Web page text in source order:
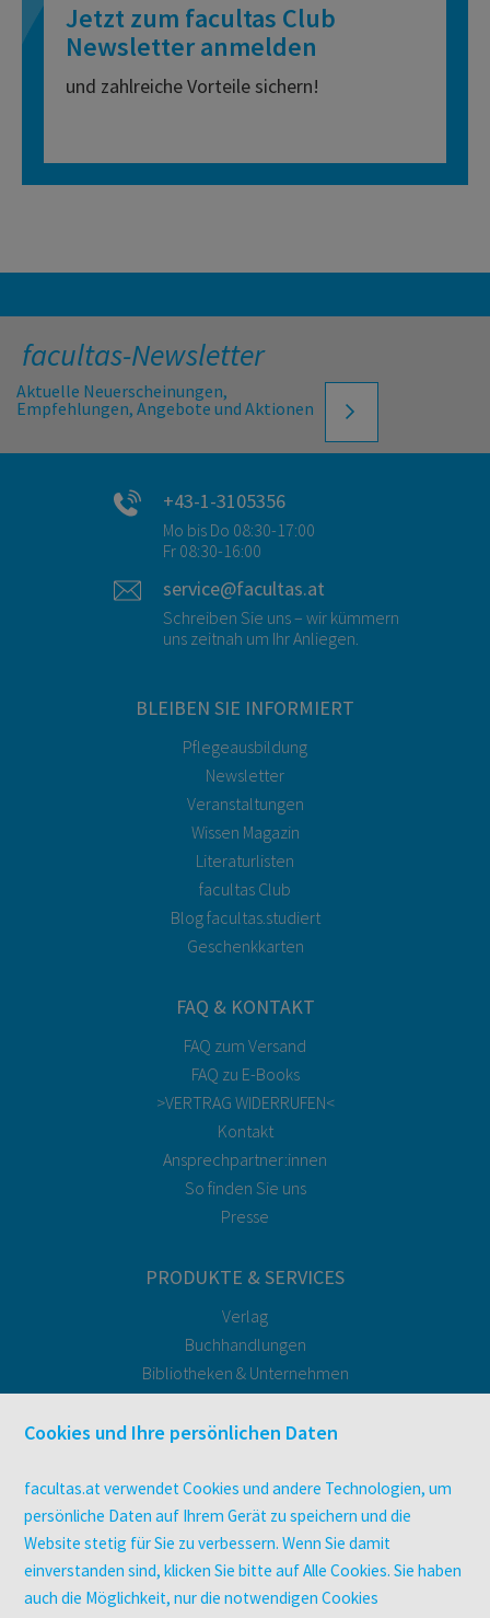
Jetzt zum facultas Club
Newsletter anmelden
und zahlreiche Vorteile sichern!
facultas-Newsletter
Aktuelle Neuerscheinungen,
Empfehlungen, Angebote und Aktionen
+43-1-3105356
Mo bis Do 08:30-17:00
Fr 08:30-16:00
service@facultas.at
Schreiben Sie uns – wir kümmern
uns zeitnah um Ihr Anliegen.
BLEIBEN SIE INFORMIERT
Pflegeausbildung
Newsletter
Veranstaltungen
Wissen Magazin
Literaturlisten
facultas Club
Blog facultas.studiert
Geschenkkarten
FAQ & KONTAKT
FAQ zum Versand
FAQ zu E-Books
>VERTRAG WIDERRUFEN<
Kontakt
Ansprechpartner:innen
So finden Sie uns
Presse
PRODUKTE & SERVICES
Verlag
Buchhandlungen
Bibliotheken & Unternehmen
Druckerei facultas druckt.
Zeitschriften
Digitale Angebote
UNTERNEHMEN
Cookies und Ihre persönlichen Daten
facultas.at verwendet Cookies und andere Technologien, um
persönliche Daten auf Ihrem Gerät zu speichern und die
Website stetig für Sie zu verbessern. Wenn Sie damit
einverstanden sind, klicken Sie bitte auf Alle Cookies. Sie haben
auch die Möglichkeit, nur die notwendigen Cookies